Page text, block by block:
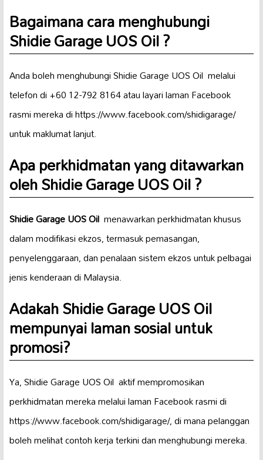
Bagaimana cara menghubungi
Shidie Garage UOS Oil ️?
Anda boleh menghubungi Shidie Garage UOS Oil ️ melalui
telefon di +60 12-792 8164 atau layari laman Facebook
rasmi mereka di https://www.facebook.com/shidigarage/
untuk maklumat lanjut.
Apa perkhidmatan yang ditawarkan
oleh Shidie Garage UOS Oil ️?
Shidie Garage UOS Oil ️ menawarkan perkhidmatan khusus
dalam modifikasi ekzos, termasuk pemasangan,
penyelenggaraan, dan penalaan sistem ekzos untuk pelbagai
jenis kenderaan di Malaysia.
Adakah Shidie Garage UOS Oil ️
mempunyai laman sosial untuk
promosi?
Ya, Shidie Garage UOS Oil ️ aktif mempromosikan
perkhidmatan mereka melalui laman Facebook rasmi di
https://www.facebook.com/shidigarage/, di mana pelanggan
boleh melihat contoh kerja terkini dan menghubungi mereka.